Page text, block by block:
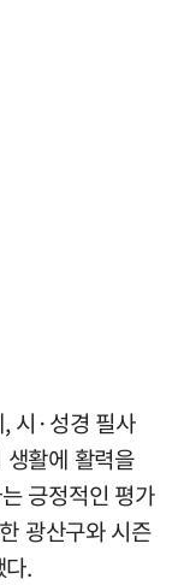
시·성경 필사
활에 활력을
긍정적인 평가
광산구와 시즌
.